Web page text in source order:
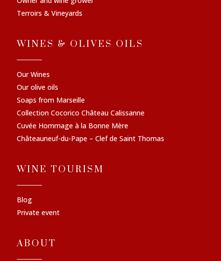
Terroirs & Vineyards
WINES & OLIVES OILS
Our Wines
Our olive oils
Soaps from Marseille
Collection Cocorico Château Calissanne
Cuvée Hommage à la Bonne Mère
Châteauneuf-du-Pape – Clef de Saint Thomas
WINE TOURISM
Blog
Private event
ABOUT